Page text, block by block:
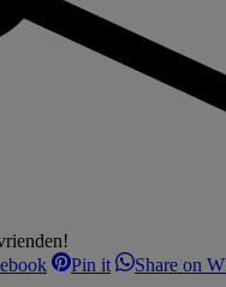
SharePin itShareShare on